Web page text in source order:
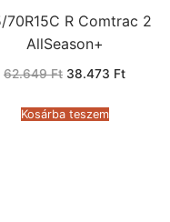
70R15C R Comtrac 2
AllSeason+
62.649Ft Original
62.649 Ft.
38.473 FtCurrent
Kosárba teszem